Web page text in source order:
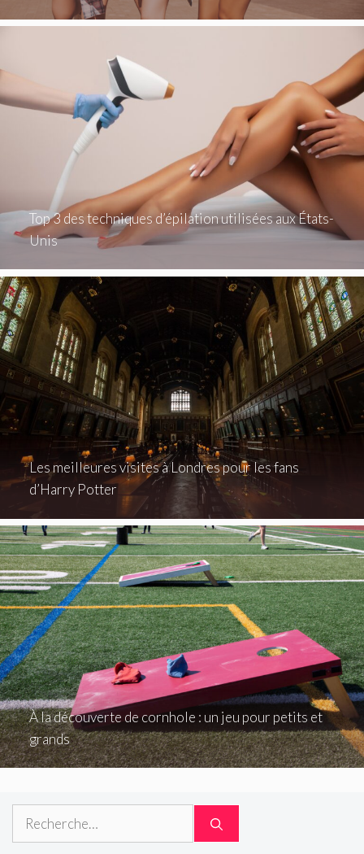
Top 3 des techniques d’épilation utilisées aux États-
Unis
Les meilleures visites à Londres pour les fans
d’Harry Potter
À la découverte de cornhole : un jeu pour petits et
grands
Rechercher :